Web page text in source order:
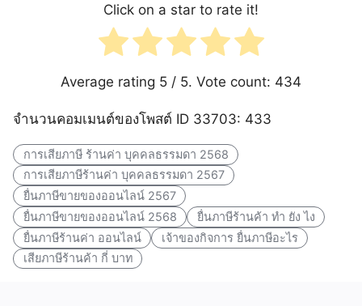
Click on a star to rate it!
Average rating 5 / 5. Vote count: 434
จำนวนคอมเมนต์ของโพสต์ ID 33703: 433
การเสียภาษี ร้านค่า บุคคลธรรมดา 2568
การเสียภาษีร้านค่า บุคคลธรรมดา 2567
ยื่นภาษีขายของออนไลน์ 2567
ยื่นภาษีขายของออนไลน์ 2568
ยื่นภาษีร้านค้า ทำ ยัง ไง
ยื่นภาษีร้านค่า ออนไลน์
เจ้าของกิจการ ยื่นภาษีอะไร
เสียภาษีร้านค้า กี่ บาท